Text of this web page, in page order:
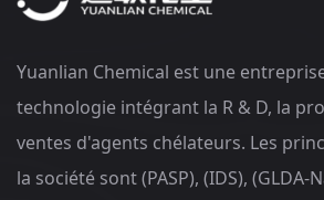
Yuanlian Chemical est une
technologie intégrant la R & D, la
ventes d'agents chélateurs. Les
la société sont (PASP), (IDS), (GLDA-